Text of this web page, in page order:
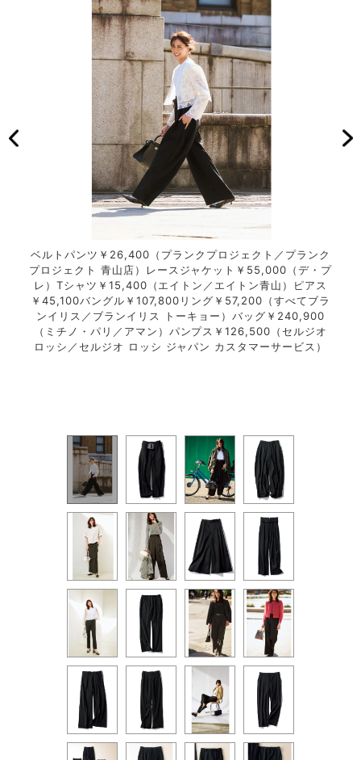
ベルトパンツ￥26,400（プランクプロジェクト／プランク
プロジェクト 青山店）レースジャケット￥55,000（デ・プ
レ）Tシャツ￥15,400（エイトン／エイトン青山）ピアス
￥45,100バングル￥107,800リング￥57,200（すべてブラ
ンイリス／ブランイリス トーキョー）バッグ￥240,900
（ミチノ・パリ／アマン）パンプス￥126,500（セルジオ
ロッシ／セルジオ ロッシ ジャパン カスタマーサービス）